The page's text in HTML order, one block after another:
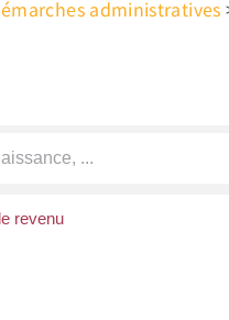
administratives
revenu